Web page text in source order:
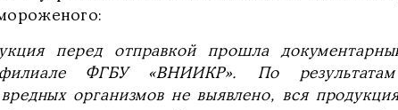
перед отправкой прошла
ФГБУ «ВНИИКР». По результатам
организмов не выявлено, вся